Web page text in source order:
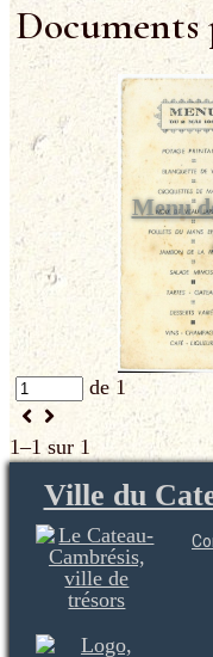
Menu
de 1
1–1 sur 1
Ville du